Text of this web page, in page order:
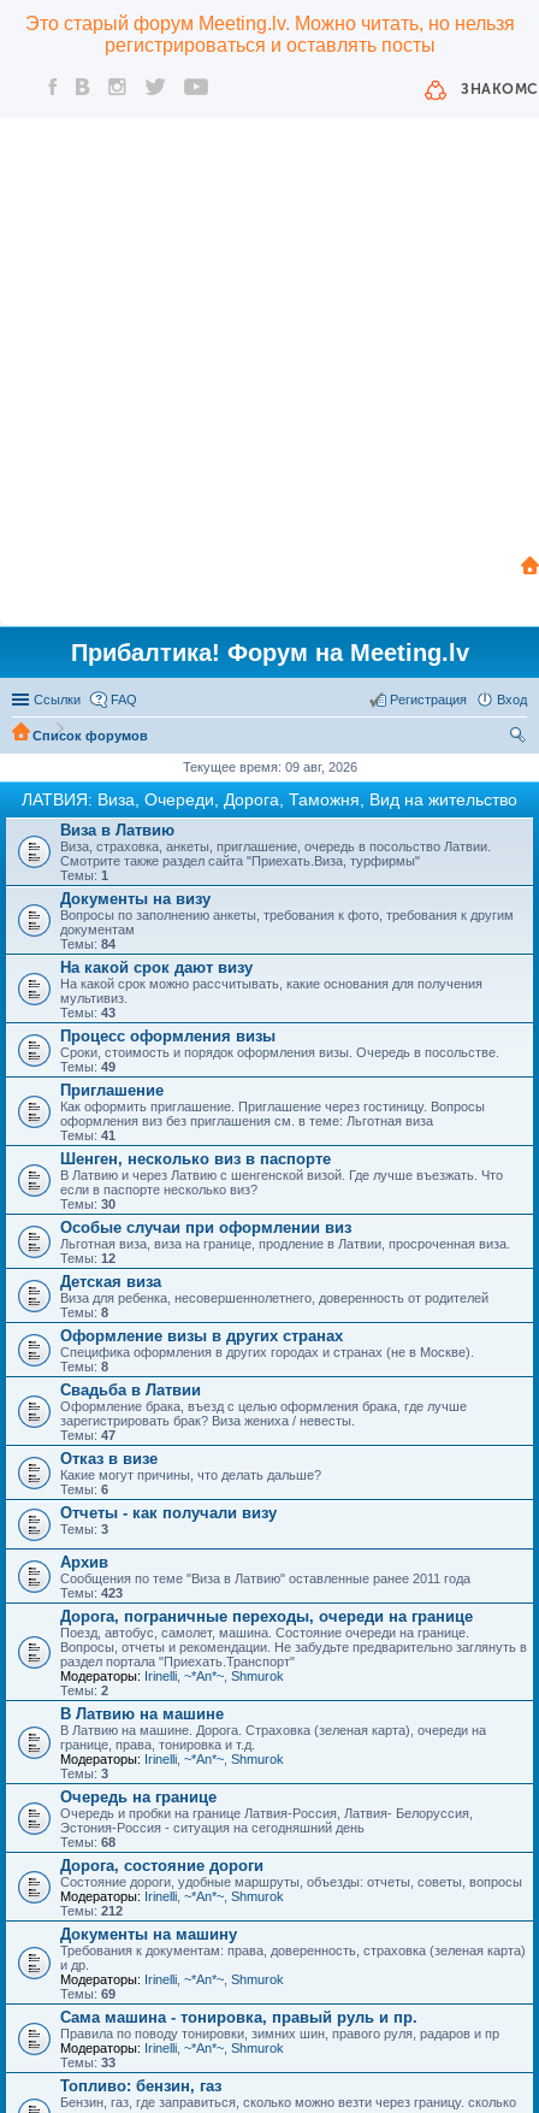
Это старый форум Meeting.lv. Можно читать, но нельзя
регистрироваться и оставлять посты
Прибалтика! Форум на Meeting.lv
Ссылки FAQ Вход
Регистрация
Список форумов
Текущее время: 09 авг, 2026
ЛАТВИЯ: Виза, Очереди, Дорога, Таможня, Вид на жительство
Виза в Латвию
Виза, страховка, анкеты, приглашение, очередь в посольство Латвии.
Смотрите также раздел сайта "Приехать.Виза, турфирмы"
Темы: 1
Документы на визу
Вопросы по заполнению анкеты, требования к фото, требования к другим
документам
Темы: 84
На какой срок дают визу
На какой срок можно рассчитывать, какие основания для получения
мультивиз.
Темы: 43
Процесс оформления визы
Сроки, стоимость и порядок оформления визы. Очередь в посольстве.
Темы: 49
Приглашение
Как оформить приглашение. Приглашение через гостиницу. Вопросы
оформления виз без приглашения см. в теме: Льготная виза
Темы: 41
Шенген, несколько виз в паспорте
В Латвию и через Латвию с шенгенской визой. Где лучше въезжать. Что
если в паспорте несколько виз?
Темы: 30
Особые случаи при оформлении виз
Льготная виза, виза на границе, продление в Латвии, просроченная виза.
Темы: 12
Детская виза
Виза для ребенка, несовершеннолетнего, доверенность от родителей
Темы: 8
Оформление визы в других странах
Специфика оформления в других городах и странах (не в Москве).
Темы: 8
Свадьба в Латвии
Оформление брака, въезд с целью оформления брака, где лучше
зарегистрировать брак? Виза жениха / невесты.
Темы: 47
Отказ в визе
Какие могут причины, что делать дальше?
Темы: 6
Отчеты - как получали визу
Темы: 3
Архив
Сообщения по теме "Виза в Латвию" оставленные ранее 2011 года
Темы: 423
Дорога, пограничные переходы, очереди на границе
Поезд, автобус, самолет, машина. Состояние очереди на границе.
Вопросы, отчеты и рекомендации. Не забудьте предварительно заглянуть в
раздел портала "Приехать.Транспорт"
Модераторы: Irinelli ~*An*~ Shmurok
Темы: 2
В Латвию на машине
В Латвию на машине. Дорога. Страховка (зеленая карта), очереди на
границе, права, тонировка и т.д.
Модераторы: Irinelli ~*An*~ Shmurok
Темы: 3
Очередь на границе
Очередь и пробки на границе Латвия-Россия, Латвия- Белоруссия,
Эстония-Россия - ситуация на сегодняшний день
Темы: 68
Дорога, состояние дороги
Состояние дороги, удобные маршруты, объезды: отчеты, советы, вопросы
Модераторы: Irinelli ~*An*~ Shmurok
Темы: 212
Документы на машину
Требования к документам: права, доверенность, страховка (зеленая карта)
и др.
Модераторы: Irinelli ~*An*~ Shmurok
Темы: 69
Сама машина - тонировка, правый руль и пр.
Правила по поводу тонировки, зимних шин, правого руля, радаров и пр
Модераторы: Irinelli ~*An*~ Shmurok
Темы: 33
Топливо: бензин, газ
Бензин, газ, где заправиться, сколько можно везти через границу. сколько